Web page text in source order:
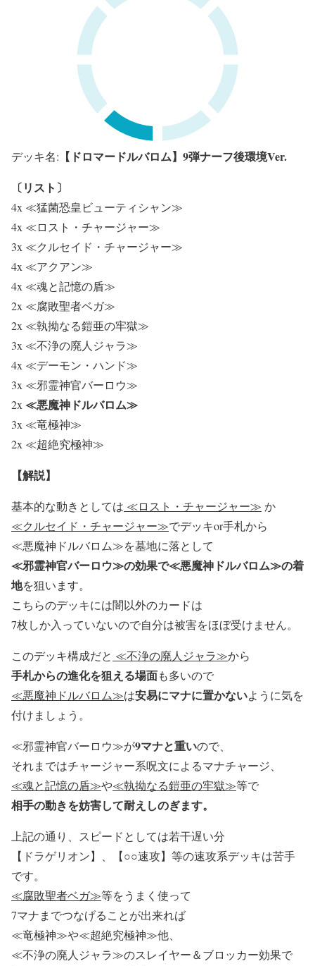
デッキ名: 【ドロマードルバロム】9弾ナーフ後環境Ver.
〔リスト〕
4x ≪猛菌恐皇ビューティシャン≫
4x ≪ロスト・チャージャー≫
3x ≪クルセイド・チャージャー≫
4x ≪アクアン≫
4x ≪魂と記憶の盾≫
2x ≪腐敗聖者ベガ≫
2x ≪執拗なる鎧亜の牢獄≫
3x ≪不浄の廃人ジャラ≫
4x ≪デーモン・ハンド≫
3x ≪邪霊神官バーロウ≫
2x≪悪魔神ドルバロム≫
3x ≪竜極神≫
2x ≪超絶究極神≫
【解説】
基本的な動きとしては ≪ロスト・チャージャー≫ か
≪クルセイド・チャージャー≫でデッキor手札から
≪悪魔神ドルバロム≫を墓地に落として
≪邪霊神官バーロウ≫の効果で≪悪魔神ドルバロム≫の着
地を狙います。
こちらのデッキには闇以外のカードは
7枚しか入っていないので自分は被害をほぼ受けません。
このデッキ構成だと ≪不浄の廃人ジャラ≫から
手札からの進化を狙える場面も多いので
≪悪魔神ドルバロム≫は安易にマナに置かないように気を
付けましょう。
≪邪霊神官バーロウ≫が9マナと重いので、
それまではチャージャー系呪文によるマナチャージ、
≪魂と記憶の盾≫や≪執拗なる鎧亜の牢獄≫等で
相手の動きを妨害して耐えしのぎます。
上記の通り、スピードとしては若干遅い分
【ドラゲリオン】、【○○速攻】等の速攻系デッキは苦手
です。
≪腐敗聖者ベガ≫等をうまく使って
7マナまでつなげることが出来れば
≪竜極神≫や≪超絶究極神≫他、
≪不浄の廃人ジャラ≫のスレイヤー＆ブロッカー効果で